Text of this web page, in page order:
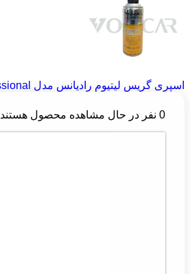
اسپری گریس لیتیوم رادیانس مدل professional حجم 400 میلی لیتر
0 نفر در حال مشاهده محصول هستند